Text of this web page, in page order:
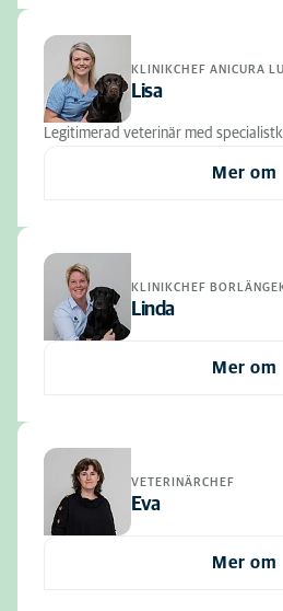
KLINIKCHEF ANICURA
Lisa
Legitimerad veterinär med
Mer om
KLINIKCHEF
Linda
Mer om
VETERINÄRCHEF
Eva
Mer om